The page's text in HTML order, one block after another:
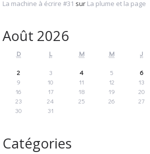
La machine à écrire #31 sur La plume et la page
Août 2026
D L M M J
2
3 4 5 6
9
10 11 12 13
16
17 18 19 20
23
24 25 26 27
30
31
Catégories